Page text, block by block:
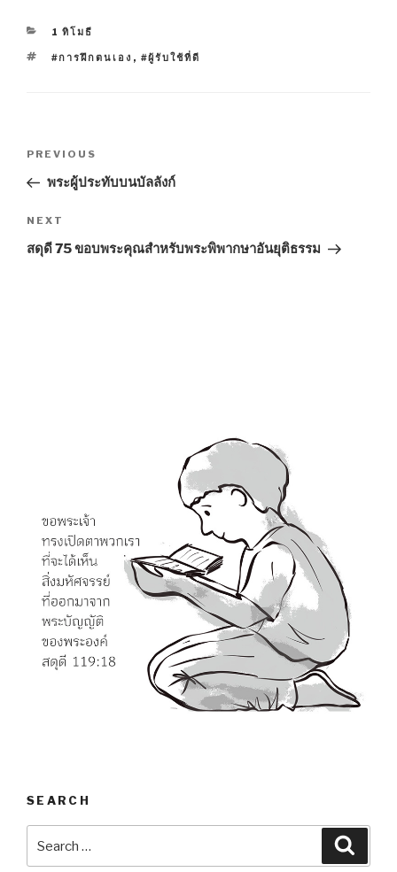
CATEGORIES
1 ทิโมธี
TAGS
#การฝึกตนเอง , #ผู้รับใช้ที่ดี
navigation
Previous
Post
PREVIOUS
พระผู้ประทับบนบัลลังก์
Next
Post
NEXT
สดุดี 75 ขอบพระคุณสำหรับพระพิพากษาอันยุติธรรม
SEARCH
for: